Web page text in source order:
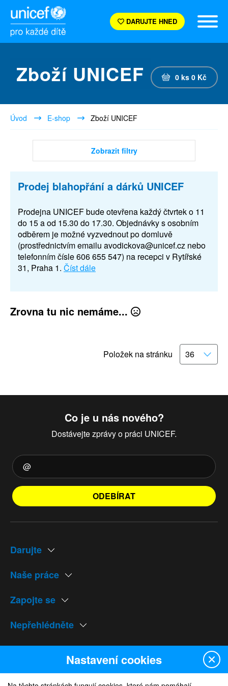
DARUJTE HNED
Zboží UNICEF 0 ks 0 Kč
Úvod E-shop Zboží UNICEF
Zobrazit filtry
Prodej blahopřání a dárků UNICEF
Prodejna UNICEF bude otevřena každý čtvrtek o 11
do 15 a od 15.30 do 17.30. Objednávky s osobním
odběrem je možné vyzvednout po domluvě
(prostřednictvím emailu avodickova@unicef.cz nebo
telefonním čísle 606 655 547) na recepci v Rytířské
31, Praha 1. Číst dále
Zrovna tu nic nemáme...
Položek na stránku
Co je u nás nového?
Dostávejte zprávy o práci UNICEF.
ODEBÍRAT
Darujte
Naše práce
Zapojte se
Nepřehlédněte
Naše weby
Nastavení cookies